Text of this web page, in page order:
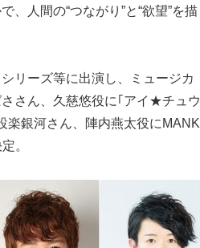
人間の“つながり”と“欲望”を描
リーズ等に出演し、ミュージカ
さん、久慈悠役に｢アイ★チュウ
楽銀河さん、陣内燕太役にMANK
。